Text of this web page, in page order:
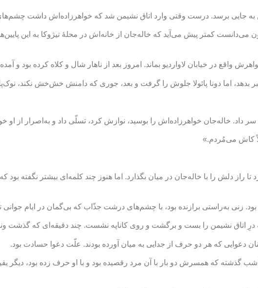
به جایی برسد. درست وقتی وارد اتاق نشیمن شد که خواهرزاده‌اش داشت
واقع در خیابان لاواردیو بماند. امروز بعد از ناهار شال و کلاه کرده بود و
اما دونا پائولا جلوش را گرفت و بعد، جوری که دامنش خش‌خش نکند،
سر داد. خاله‌جان خواهرزاده‌اش را بوسید، نوازش کرد، تسلّی داد و به‌اصرار از
کاش می‌مُردم.»
راز دلش را با خاله‌جان در میان بگذارد. اما هنوز چند کلمه‌ای بیشتر نگفته بود
زنی به‌راستی برازنده بود، با چشم‌های درشت جذّاب که بی‌گمان در ایام جوانی
اتاق نشیمن را بست و برگشت و روی کاناپه نشست. چند دقیقه‌ای که گذشت
دعوایی که هر دو حرف از جدایی به میان آورده بودند. علّت دعوا حسادت بود.
گذشته که همسرش دو بار با آن مرد رقصیده بود و با او حرف زده بود، دیگر